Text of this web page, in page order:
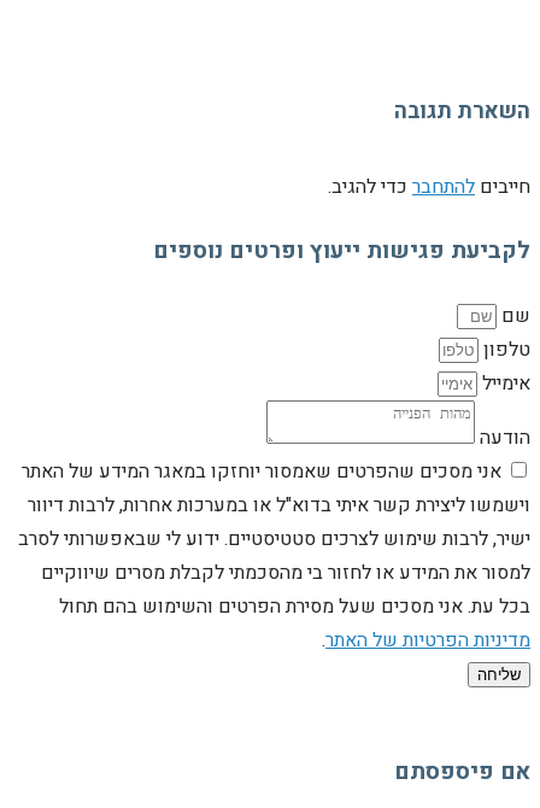
השארת תגובה
חייבים להתחבר כדי להגיב.
לקביעת פגישות ייעוץ ופרטים נוספים
שם
טלפון
אימייל
הודעה
אני מסכים שהפרטים שאמסור יוחזקו במאגר המידע של האתר
וישמשו ליצירת קשר איתי בדוא"ל או במערכות אחרות, לרבות דיוור
ישיר, לרבות שימוש לצרכים סטטיסטיים. ידוע לי שבאפשרותי לסרב
למסור את המידע או לחזור בי מהסכמתי לקבלת מסרים שיווקיים
בכל עת. אני מסכים שעל מסירת הפרטים והשימוש בהם תחול
מדיניות הפרטיות של האתר.
שליחה
אם פיספסתם